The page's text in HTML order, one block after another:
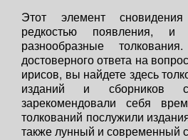
Этот элемент
редкостью появления, и
разнообразные
достоверного ответа на
ирисов, вы найдете здесь
изданий и сборников
зарекомендовали себя
толкований послужили
также лунный и современный